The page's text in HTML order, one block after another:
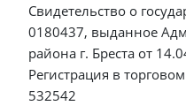
Свидетельство о
0180437, выданное
района г. Бреста от
Регистрация в
532542